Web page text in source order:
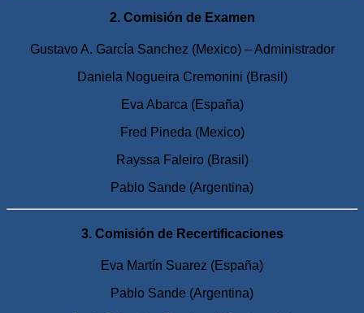
2. Comisión de Examen
Gustavo A. García Sanchez (Mexico) – Administrador
Daniela Nogueira Cremonini (Brasil)
Eva Abarca (España)
Fred Pineda (Mexico)
Rayssa Faleiro (Brasil)
Pablo Sande (Argentina)
3. Comisión de Recertificaciones
Eva Martín Suarez (España)
Pablo Sande (Argentina)